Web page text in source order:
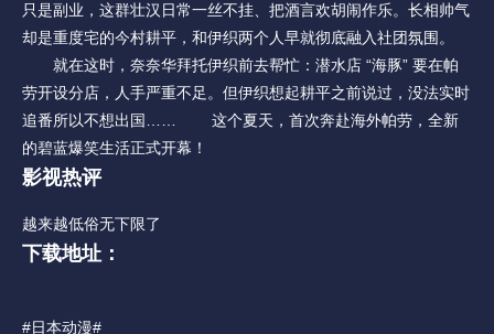
只是副业，这群壮汉日常一丝不挂、把酒言欢胡闹作乐。长相帅气
却是重度宅的今村耕平，和伊织两个人早就彻底融入社团氛围。
就在这时，奈奈华拜托伊织前去帮忙：潜水店 “海豚” 要在帕
劳开设分店，人手严重不足。但伊织想起耕平之前说过，没法实时
追番所以不想出国…… 这个夏天，首次奔赴海外帕劳，全新
的碧蓝爆笑生活正式开幕！
影视热评
越来越低俗无下限了
下载地址：
#日本动漫#